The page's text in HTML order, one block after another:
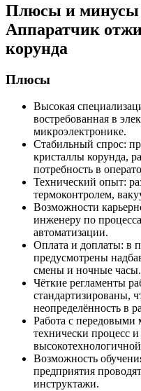
Плюсы и минусы
Аппаратчик
корунда
Плюсы
Высокая
востребованная в
микроэлектронике.
Стабильный спрос:
кристаллы корунда,
потребность в
Технический опыт:
термоконтролем,
Возможности
инженеру по
автоматизации.
Оплата и доплаты: в
предусмотрены
смены и ночные часы.
Чёткие регламенты
стандартизированы,
неопределённость в
Работа с передовыми
технически процесс
Возможность
предприятия
инструктажи.